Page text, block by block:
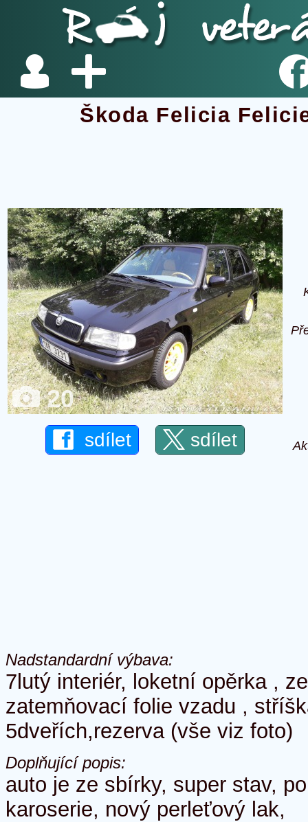
Škoda Felicia
20
sdílet sdílet
Nadstandardní výbava:
7lutý interiér, loketní opěrka ,
zatemňovací folie vzadu ,
5dveřích,rezerva (vše viz foto)
Doplňující popis:
auto je ze sbírky, super stav,
karoserie, nový perleťový lak,